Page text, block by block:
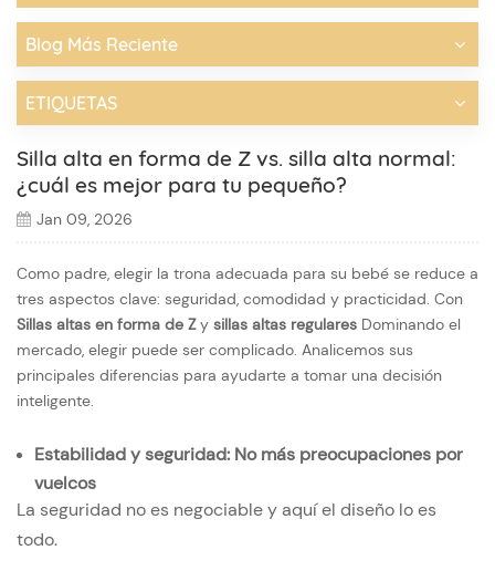
Blog Más Reciente
ETIQUETAS
Silla alta en forma de Z vs. silla alta normal:
¿cuál es mejor para tu pequeño?
Jan 09, 2026
Como padre, elegir la trona adecuada para su bebé se reduce a
tres aspectos clave: seguridad, comodidad y practicidad. Con
Sillas altas en forma de Z y sillas altas regulares Dominando el
mercado, elegir puede ser complicado. Analicemos sus
principales diferencias para ayudarte a tomar una decisión
inteligente.
Estabilidad y seguridad: No más preocupaciones por
vuelcos
La seguridad no es negociable y aquí el diseño lo es
todo.